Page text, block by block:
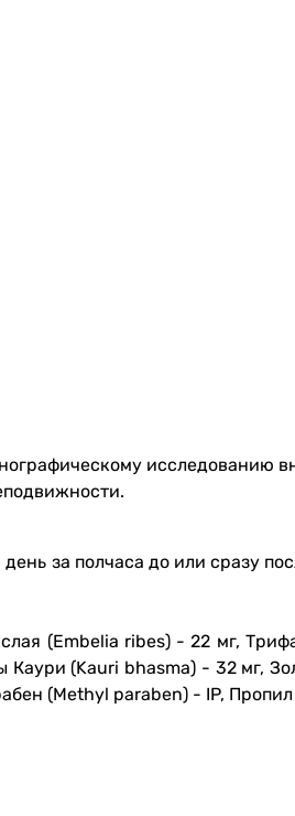
исследованию
за полчаса до или сразу
(Embelia ribes) - 22 мг,
(Kauri bhasma) - 32 мг,
(Methyl paraben) - IP,